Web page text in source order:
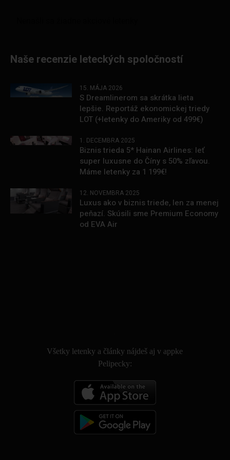
Naše recenzie leteckých spoločností
15. MÁJA 2026
S Dreamlinerom sa skrátka lieta
lepšie. Reportáž ekonomickej triedy
LOT (+letenky do Ameriky od 499€)
1. DECEMBRA 2025
Biznis trieda 5* Hainan Airlines: leť
super luxusne do Číny s 50% zľavou.
Máme letenky za 1 199€!
12. NOVEMBRA 2025
Luxus ako v biznis triede, len za menej
peňazí. Skúsili sme Premium Economy
od EVA Air
Všetky letenky a články nájdeš aj v appke
Pelipecky: